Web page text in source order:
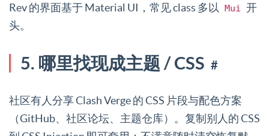
Rev 的界面基于 Material UI，常见 class 多以
Mui 开
头。
5. 哪里找现成主题 / CSS #
社区有人分享 Clash Verge 的 CSS 片段与配色方案
（GitHub、社区论坛、主题仓库）。复制别人的 CSS